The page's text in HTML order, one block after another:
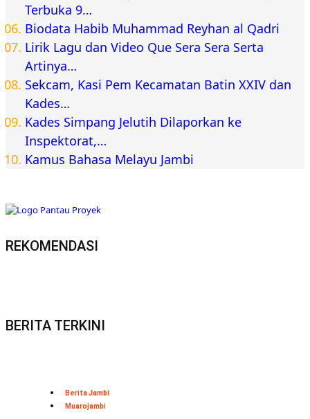
Terbuka 9…
Biodata Habib Muhammad Reyhan al Qadri
Lirik Lagu dan Video Que Sera Sera Serta
Artinya…
Sekcam, Kasi Pem Kecamatan Batin XXIV dan
Kades…
Kades Simpang Jelutih Dilaporkan ke
Inspektorat,…
Kamus Bahasa Melayu Jambi
REKOMENDASI
BERITA TERKINI
Berita Jambi
Muarojambi